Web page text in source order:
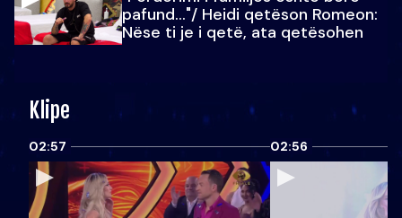
pafund…"/ Heidi qetëson Romeon:
Nëse ti je i qetë, ata qetësohen
Klipe
02:57 02:56